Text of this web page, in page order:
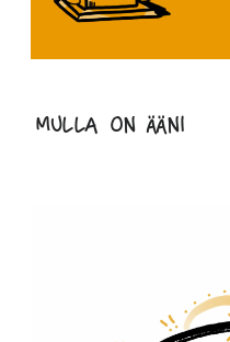
Mulla on ääni